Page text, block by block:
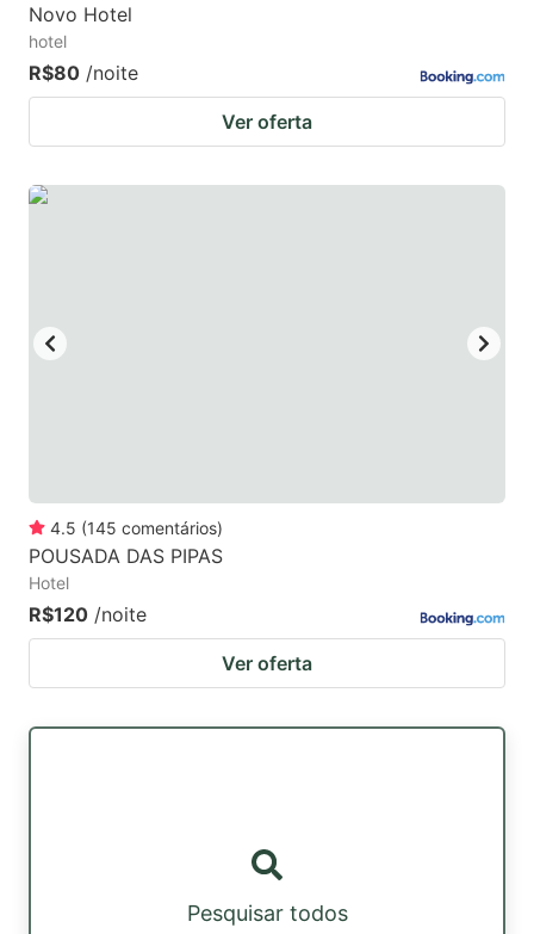
Novo Hotel
hotel
R$80 /noite
Ver oferta
4.5 (145 comentários)
POUSADA DAS PIPAS
Hotel
R$120 /noite
Ver oferta
Pesquisar todos